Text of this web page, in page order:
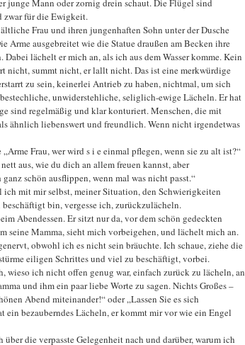
junge Mann oder zornig drein schaut. Die Flügel sind
zwar für die Ewigkeit.
Frau und ihren jungenhaften Sohn unter der Dusche
Arme ausgebreitet wie die Statue draußen am Becken ihre
lächelt er mich an, als ich aus dem Wasser komme. Kein
nicht, summt nicht, er lallt nicht. Das ist eine merkwürdige
zu sein, keinerlei Antrieb zu haben, nichtmal, um sich
unwiderstehliche, seliglich-ewige Lächeln. Er hat
sind regelmäßig und klar konturiert. Menschen, die mit
ähnlich liebenswert und freundlich. Wenn nicht irgendetwas
Frau, wer wird s i e einmal pflegen, wenn sie zu alt ist?“
aus, wie du dich an allem freuen kannst, aber
schön ausflippen, wenn mal was nicht passt.“
ich mit mir selbst, meiner Situation, den Schwierigkeiten
bin, vergesse ich, zurückzulächeln.
Abendessen. Er sitzt nur da, vor dem schön gedeckten
seine Mamma, sieht mich vorbeigehen, und lächelt mich an.
obwohl ich es nicht sein bräuchte. Ich schaue, ziehe die
eiligen Schrittes und viel zu beschäftigt, vorbei.
wieso ich nicht offen genug war, einfach zurück zu lächeln, an
und ihm ein paar liebe Worte zu sagen. Nichts Großes –
Abend miteinander!“ oder „Lassen Sie es sich
ein bezauberndes Lächeln, er kommt mir vor wie ein Engel
über die verpasste Gelegenheit nach und darüber, warum ich